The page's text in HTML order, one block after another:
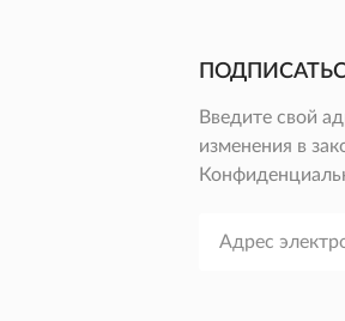
Введите свой
изменения в